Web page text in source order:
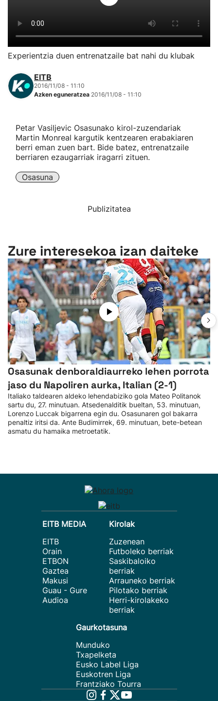
Atletismoa
Mendi-lasterketak
Kirol gehiago
"Helmuga"
Experientzia duen entrenatzaile bat nahi du klubak
EITB
2016/11/08 - 11:10
Azken eguneratzea 2016/11/08 - 11:10
Petar Vasiljevic Osasunako kirol-zuzendariak
Martin Monreal kargutik kentzearen erabakiaren
berri eman zuen bart. Bide batez, entrenatzaile
berriaren ezaugarriak iragarri zituen.
Osasuna
Publizitatea
Zure interesekoa izan daiteke
Osasunak denboraldiaurreko lehen porrota
jaso du Napoliren aurka, Italian (2-1)
Italiako taldearen aldeko lehendabiziko gola Mateo Politanok
sartu du, 27. minutuan. Atsedenalditik bueltan, 53. minutuan,
Lorenzo Luccak bigarrena egin du. Osasunaren gol bakarra
penaltiz iritsi da. Ante Budimirrek, 69. minutuan, bete-betean
asmatu du hamaika metroetatik.
EITB MEDIA
EITB
Orain
ETBON
Gaztea
Makusi
Guau - Gure
Audioa
Kirolak
Zuzenean
Futboleko berriak
Saskibaloiko
berriak
Arrauneko berriak
Pilotako berriak
Herri-kirolakeko
berriak
Gaurkotasuna
Munduko
Txapelketa
Eusko Label Liga
Euskotren Liga
Frantziako Tourra